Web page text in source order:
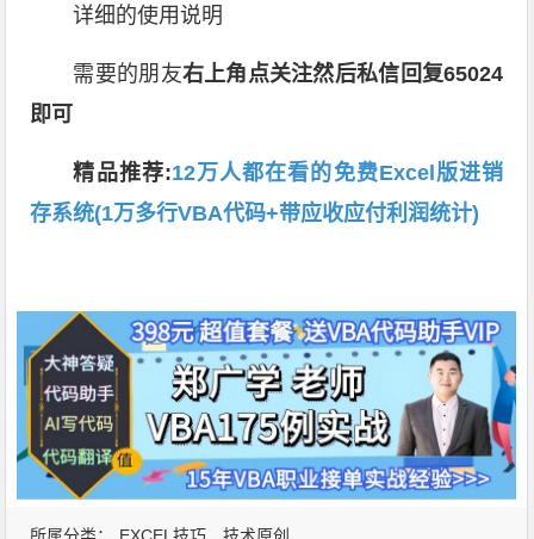
详细的使用说明
需要的朋友右上角点关注然后私信回复65024
即可
精品推荐:12万人都在看的免费Excel版进销
存系统(1万多行VBA代码+带应收应付利润统计)
所属分类： EXCEL技巧 技术原创